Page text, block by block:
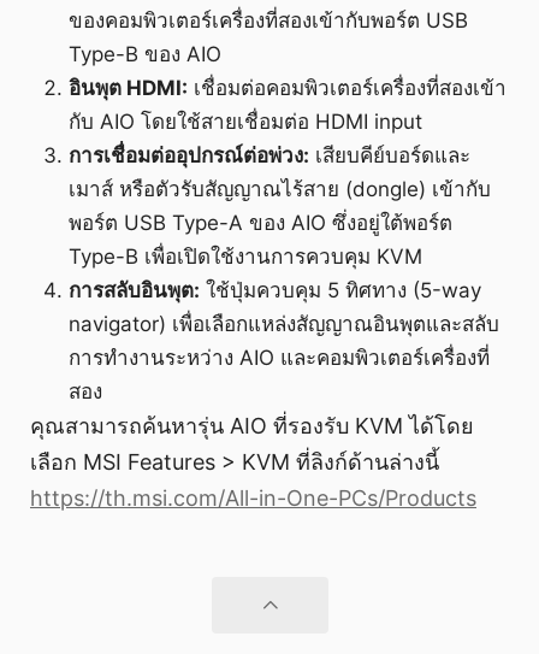
ของคอมพิวเตอร์เครื่องที่สองเข้ากับพอร์ต USB
Type-B ของ AIO
อินพุต HDMI: เชื่อมต่อคอมพิวเตอร์เครื่องที่สองเข้า
กับ AIO โดยใช้สายเชื่อมต่อ HDMI input
การเชื่อมต่ออุปกรณ์ต่อพ่วง: เสียบคีย์บอร์ดและ
เมาส์ หรือตัวรับสัญญาณไร้สาย (dongle) เข้ากับ
พอร์ต USB Type-A ของ AIO ซึ่งอยู่ใต้พอร์ต
Type-B เพื่อเปิดใช้งานการควบคุม KVM
การสลับอินพุต: ใช้ปุ่มควบคุม 5 ทิศทาง (5-way
navigator) เพื่อเลือกแหล่งสัญญาณอินพุตและสลับ
การทำงานระหว่าง AIO และคอมพิวเตอร์เครื่องที่
สอง
คุณสามารถค้นหารุ่น AIO ที่รองรับ KVM ได้โดย
เลือก MSI Features > KVM ที่ลิงก์ด้านล่างนี้
https://th.msi.com/All-in-One-PCs/Products